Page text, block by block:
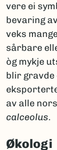
vere ei
bevaring
veks
sårbare
òg mykje
blir gravde
av alle
calceolus.
Økologi